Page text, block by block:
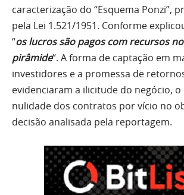
caracterização do “Esquema Ponzi”,
pela Lei 1.521/1951. Conforme
“os lucros são pagos com recursos
pirâmide“. A forma de captação em
investidores e a promessa de
evidenciaram a ilicitude do negócio,
nulidade dos contratos por vício no
decisão analisada pela reportagem.